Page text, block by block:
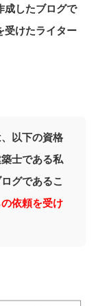
成したブログで
受けたライター
以下の資格
士である私
グであるこ
依頼を受け